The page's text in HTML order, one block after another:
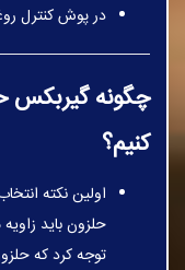
در پوش کنترل
چگونه گیربکس
کنیم؟
اولین نکته
حلزون باید
توجه کرد که